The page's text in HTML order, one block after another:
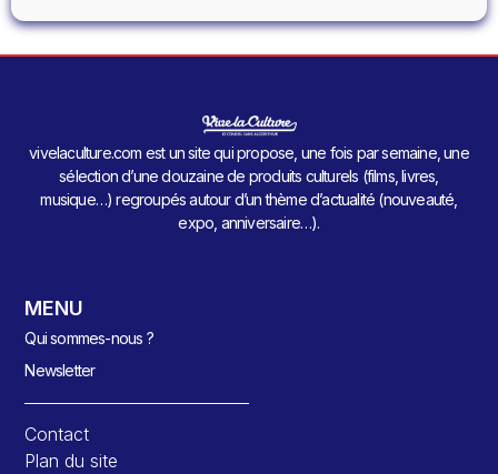
vivelaculture.com est un site qui propose, une fois par semaine, une
sélection d’une douzaine de produits culturels (films, livres,
musique…) regroupés autour d’un thème d’actualité (nouveauté,
expo, anniversaire…).
MENU
Qui sommes-nous ?
Newsletter
Contact
Plan du site